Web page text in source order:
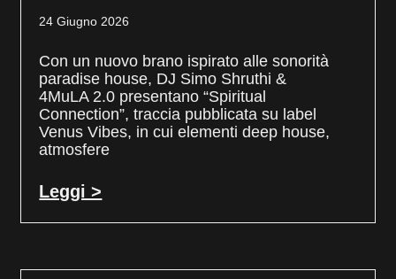
24 Giugno 2026
Con un nuovo brano ispirato alle sonorità
paradise house, DJ Simo Shruthi &
4MuLA 2.0 presentano “Spiritual
Connection”, traccia pubblicata su label
Venus Vibes, in cui elementi deep house,
atmosfere
Leggi >